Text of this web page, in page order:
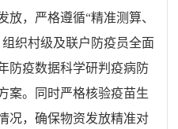
放，严格遵循“精准测算、
织村级及联户防疫员全面
防疫数据科学研判疫病防
案。同时严格核验疫苗生
况，确保物资发放精准对